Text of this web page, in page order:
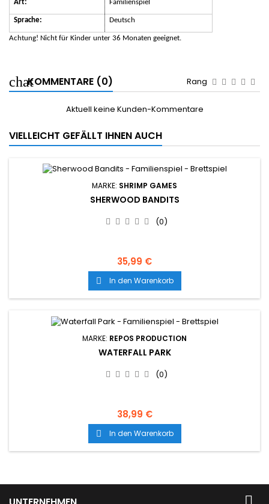
Art: Familienspiel
Sprache: Deutsch
Achtung! Nicht für Kinder unter 36 Monaten geeignet.
KOMMENTARE (0) Rang
Aktuell keine Kunden-Kommentare
VIELLEICHT GEFÄLLT IHNEN AUCH
MARKE: SHRIMP GAMES
SHERWOOD BANDITS
(0)
35,99 €
 In den Warenkorb
MARKE: REPOS PRODUCTION
WATERFALL PARK
(0)
38,99 €
 In den Warenkorb
